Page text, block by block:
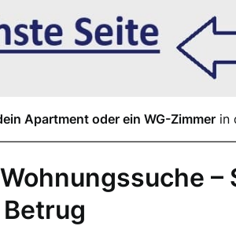
Apartment oder ein WG-Zimmer in
–